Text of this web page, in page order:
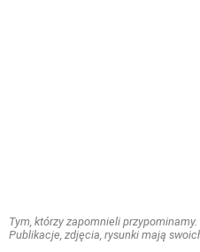
Tym, którzy zapomnieli
Publikacje, zdjęcia, rysunki mają